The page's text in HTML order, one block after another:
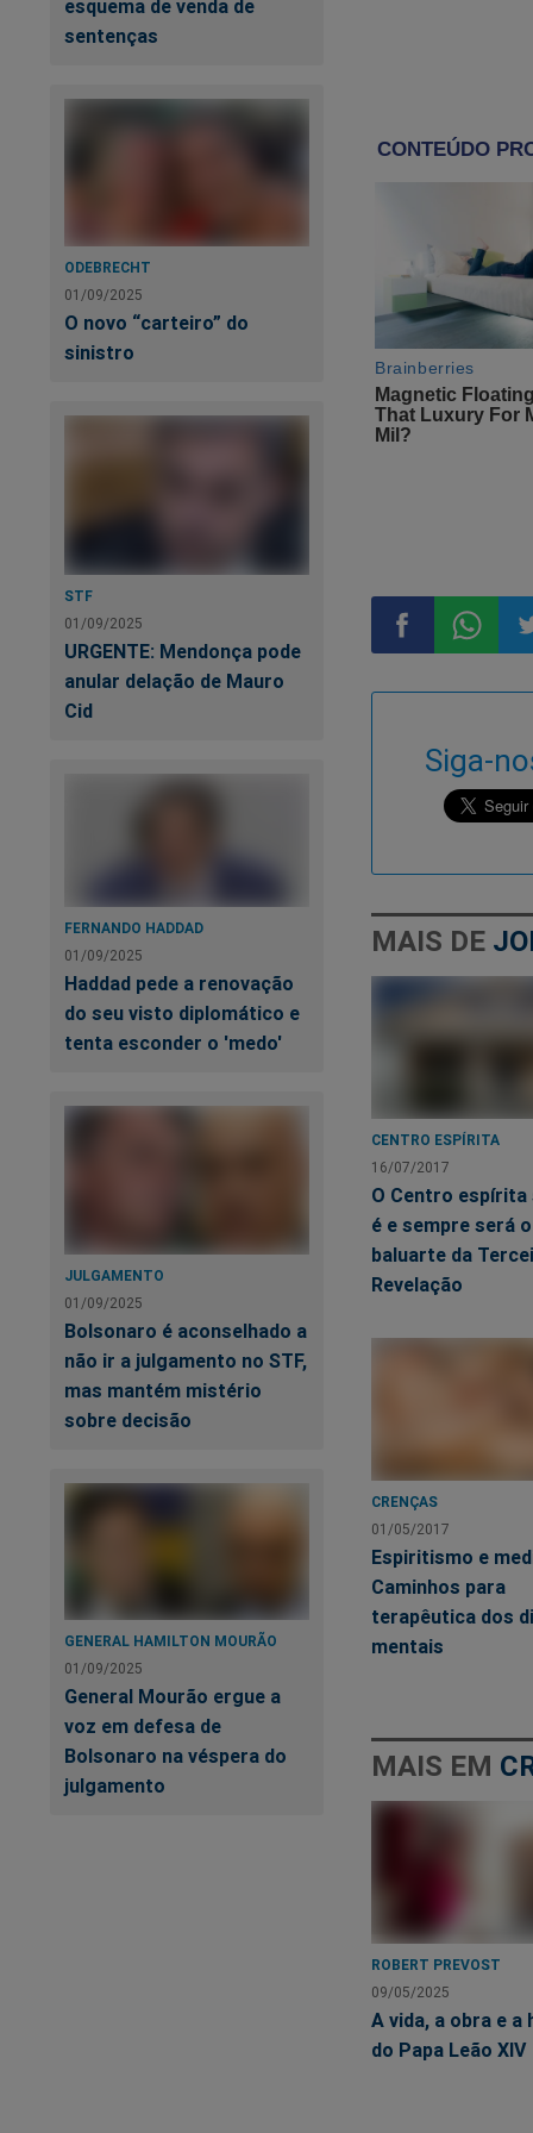
esquema de venda de
sentenças
ODEBRECHT
01/09/2025
O novo “carteiro” do
sinistro
STF
01/09/2025
URGENTE: Mendonça pode
anular delação de Mauro
Cid
FERNANDO HADDAD
01/09/2025
Haddad pede a renovação
do seu visto diplomático e
tenta esconder o 'medo'
JULGAMENTO
01/09/2025
Bolsonaro é aconselhado a
não ir a julgamento no STF,
mas mantém mistério
sobre decisão
GENERAL HAMILTON MOURÃO
01/09/2025
General Mourão ergue a
voz em defesa de
Bolsonaro na véspera do
julgamento
sentir falta de
Há diversos
discreta sexual –
filhos; os pais
o complexo de
idade de 3 até 6
pode se
coisa não
no nosso carro
desfazimento,
Emmanuel nos
ocasiões, é
prendem à
companheira que
lhe hoje o auxílio
enviscou à
Baseando-nos no
prontos à
físico. E, com
menor ligação
genitor ou a
Debitando-se ao
levanta a
crianças em seu
o passado
filhas, aqueles
contas por
concluir que os
progresso e em
sintetizaremos tão-
A inquietação da
Mentor de Chico
Compartilhar
Facebook
Siga-
MAIS DE
CENTRO ESPÍRITA
16/07/2017
O Centro espírita
é e sempre será o
baluarte da
Revelação
CRENÇAS
01/05/2017
Espiritismo e
Caminhos para
terapêutica dos
mentais
MAIS EM
ROBERT PREVOST
09/05/2025
A vida, a obra e a
do Papa Leão XIV